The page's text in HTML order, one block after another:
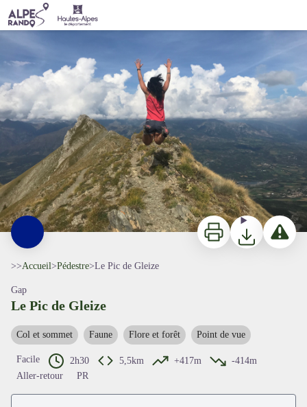
Le Pic de Gleize
Voir l'image en plein écran
ImprimerTéléchargerSignaler
>>Accueil>Pédestre>Le Pic de Gleize
Gap
Le Pic de Gleize
Col et sommet Faune Flore et forêt Point de vue
Facile 2h30 5,5km +417m
-414m
Aller-retour
PR